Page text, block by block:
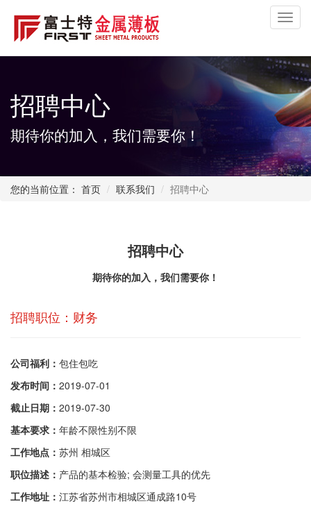
招聘中心
期待你的加入，我们需要你！
您的当前位置： 首页 联系我们 招聘中心
招聘中心
期待你的加入，我们需要你！
招聘职位：财务
公司福利： 包住包吃
发布时间： 2019-07-01
截止日期： 2019-07-30
基本要求： 年龄不限性别不限
工作地点： 苏州 相城区
职位描述： 产品的基本检验; 会测量工具的优先
工作地址： 江苏省苏州市相城区通成路10号